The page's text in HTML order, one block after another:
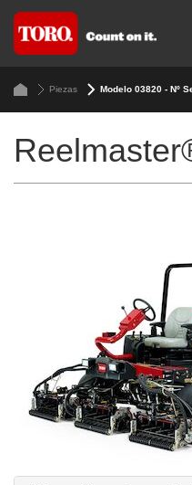
Piezas Modelo 03820 - Nº